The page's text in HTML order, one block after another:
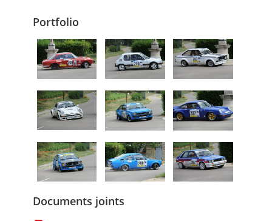
Portfolio
Documents joints